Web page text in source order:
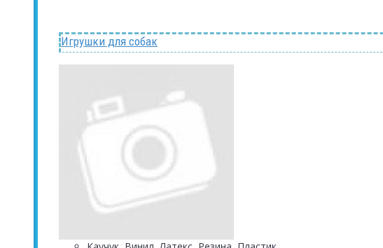
Игрушки для собак